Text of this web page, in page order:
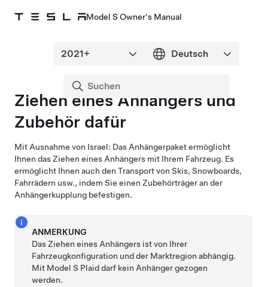
Model S Owner's Manual
Ziehen eines Anhängers und
Zubehör dafür
Mit Ausnahme von Israel: Das Anhängerpaket ermöglicht
Ihnen das Ziehen eines Anhängers mit Ihrem Fahrzeug. Es
ermöglicht Ihnen auch den Transport von Skis, Snowboards,
Fahrrädern usw., indem Sie einen Zubehörträger an der
Anhängerkupplung befestigen.
ANMERKUNG
Das Ziehen eines Anhängers ist von Ihrer
Fahrzeugkonfiguration und der Marktregion abhängig.
Mit Model S Plaid darf kein Anhänger gezogen
werden.